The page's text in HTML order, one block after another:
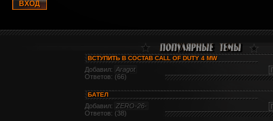
ВСТУПИТЬ В СОСТАВ CALL OF DUTY 4 MW
Добавил: Aragot
Ответов: (66)
БАТЕЛ
Добавил: ZERO-26-
Ответов: (38)